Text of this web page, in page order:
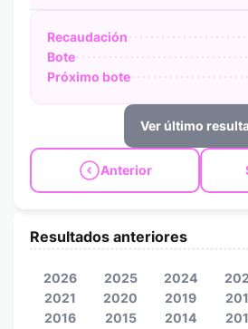
Recaudación
Bote
Próximo bote
Ver último
Anterior
Resultados anteriores
2026 2025 2024
2021
2020 2019
2016
2015 2014